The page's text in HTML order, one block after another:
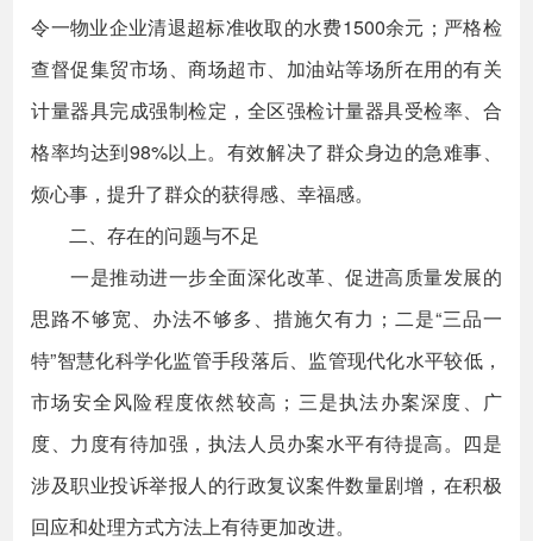
令一物业企业清退超标准收取的水费1500余元；严格检
查督促集贸市场、商场超市、加油站等场所在用的有关
计量器具完成强制检定，全区强检计量器具受检率、合
格率均达到98%以上。有效解决了群众身边的急难事、
烦心事，提升了群众的获得感、幸福感。
二、存在的问题与不足
一是推动进一步全面深化改革、促进高质量发展的
思路不够宽、办法不够多、措施欠有力；二是“三品一
特”智慧化科学化监管手段落后、监管现代化水平较低，
市场安全风险程度依然较高；三是执法办案深度、广
度、力度有待加强，执法人员办案水平有待提高。四是
涉及职业投诉举报人的行政复议案件数量剧增，在积极
回应和处理方式方法上有待更加改进。